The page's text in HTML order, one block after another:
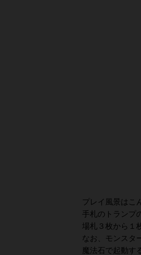
プレイ風景はこ
手札のトランプ
場札３枚から１
なお、モンスタ
魔法石で起動す